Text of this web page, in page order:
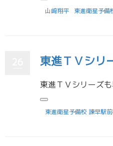
山﨑翔平 東進衛星予備
東進ＴＶシリ
東進衛星予備校 諫早駅